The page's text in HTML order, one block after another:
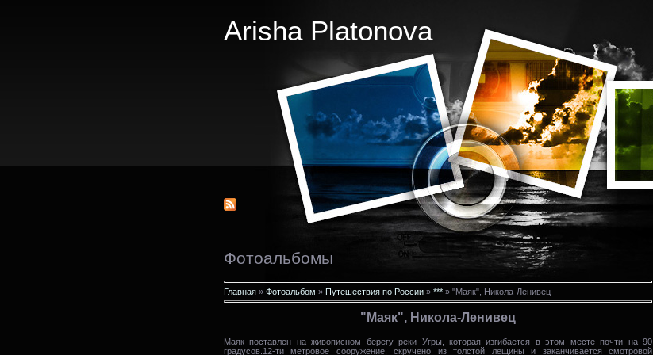
Arisha Platonova
Фотоальбомы
Главная » Фотоальбом » Путешествия по России » *** » "Маяк", Никола-Ленивец
"Маяк", Никола-Ленивец
Маяк поставлен на живописном берегу реки Угры, которая изгибается в этом месте почти на 90
градусов.12-ти метровое сооружение, скручено из толстой лещины и заканчивается смотровой